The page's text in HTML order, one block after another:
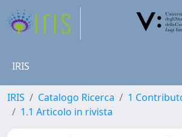
IRIS
IRIS Catalogo Ricerca
1
1.1 Articolo in rivista